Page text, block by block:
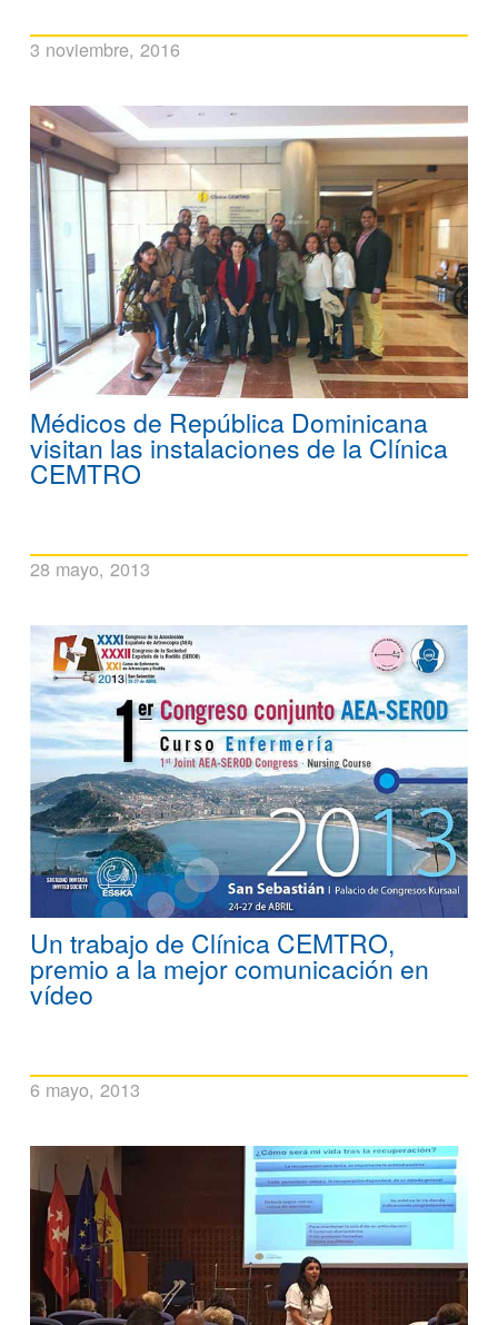
3 noviembre, 2016
Médicos de República Dominicana
visitan las instalaciones de la Clínica
CEMTRO
28 mayo, 2013
Un trabajo de Clínica CEMTRO,
premio a la mejor comunicación en
vídeo
6 mayo, 2013